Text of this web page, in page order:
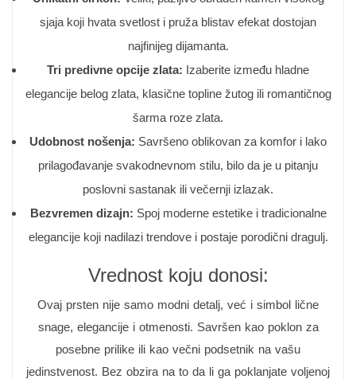
sjaja koji hvata svetlost i pruža blistav efekat dostojan
najfinijeg dijamanta.
Tri predivne opcije zlata: Izaberite između hladne
elegancije belog zlata, klasične topline žutog ili romantičnog
šarma roze zlata.
Udobnost nošenja: Savršeno oblikovan za komfor i lako
prilagođavanje svakodnevnom stilu, bilo da je u pitanju
poslovni sastanak ili večernji izlazak.
Bezvremen dizajn: Spoj moderne estetike i tradicionalne
elegancije koji nadilazi trendove i postaje porodični dragulj.
Vrednost koju donosi:
Ovaj prsten nije samo modni detalj, već i simbol lične
snage, elegancije i otmenosti. Savršen kao poklon za
posebne prilike ili kao večni podsetnik na vašu
jedinstvenost. Bez obzira na to da li ga poklanjate voljenoj